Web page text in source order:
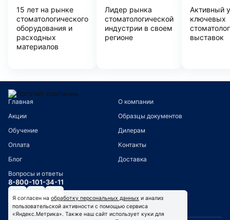
15 лет на рынке
стоматологического
оборудования и
расходных
материалов
Лидер рынка
стоматологической
индустрии в своем
регионе
Активный
ключевых
выставок
Главная
О компании
Акции
Образцы документов
Обучение
Дилерам
Оплата
Контакты
Блог
Доставка
Вопросы и ответы
8-800-101-34-11
Я согласен на обработку персональных данных и анализ
пользовательской активности с помощью сервиса
«Яндекс.Метрика». Также наш сайт использует куки для